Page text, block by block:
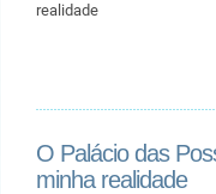
realidade
O Palácio das
minha realidade